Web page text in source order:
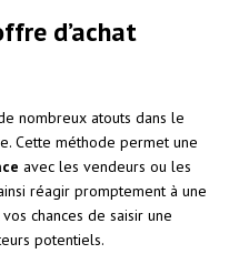
d’achat
nombreux atouts dans le
Cette méthode permet une
avec les vendeurs ou les
réagir promptement à une
chances de saisir une
potentiels.